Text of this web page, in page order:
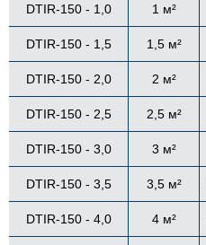
DTIR-150 - 1,0 1 м²
DTIR-150 - 1,5 1,5 м²
DTIR-150 - 2,0 2 м²
DTIR-150 - 2,5 2,5 м²
DTIR-150 - 3,0 3 м²
DTIR-150 - 3,5 3,5 м²
DTIR-150 - 4,0 4 м²